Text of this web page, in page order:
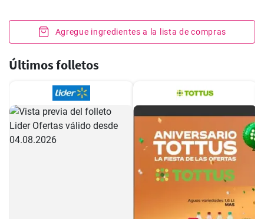
Agregue ingredientes a la lista de compras
Últimos folletos